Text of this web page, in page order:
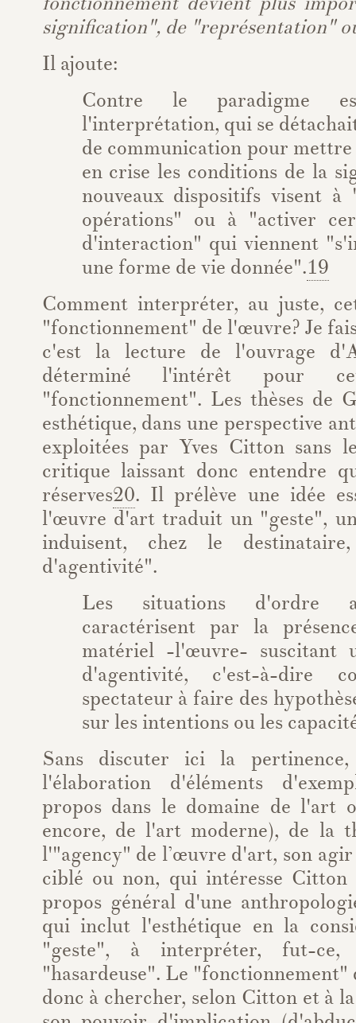
signification", de "représentation"
Il ajoute:
Contre le paradigme
l'interprétation, qui se
de communication pour
en crise les conditions de la
nouveaux dispositifs visent à
opérations" ou à "activer
d'interaction" qui viennent
une forme de vie donnée".19
Comment interpréter, au juste,
"fonctionnement" de l'œuvre? Je
c'est la lecture de l'ouvrage
déterminé l'intérêt pour
"fonctionnement". Les thèses de
esthétique, dans une perspective
exploitées par Yves Citton sans
critique laissant donc entendre
réserves20. Il prélève une idée
l'œuvre d'art traduit un "geste",
induisent, chez le
d'agentivité".
Les situations d'ordre
caractérisent par la
matériel -l'œuvre- suscitant
d'agentivité, c'est-à-dire
spectateur à faire des
sur les intentions ou les
Sans discuter ici la pertinence,
l'élaboration d'éléments
propos dans le domaine de l'art
encore, de l'art moderne), de la
l'"agency" de l’œuvre d'art, son
ciblé ou non, qui intéresse
propos général d'une
qui inclut l'esthétique en la
"geste", à interpréter, fut-
"hasardeuse". Le "fonctionnement"
donc à chercher, selon Citton et à